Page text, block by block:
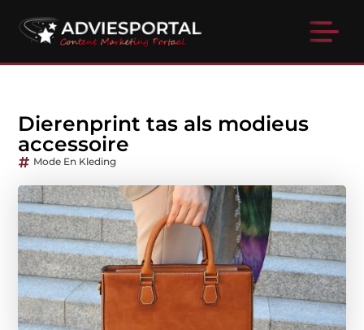
Dierenprint tas als modieus
accessoire
Mode En Kleding